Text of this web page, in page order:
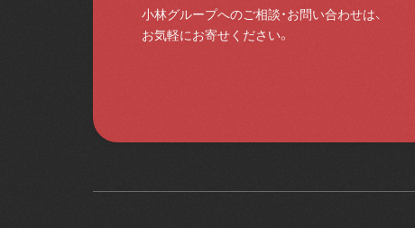
小林グループへのご相談・お問い合わせは、
お気軽にお寄せください。